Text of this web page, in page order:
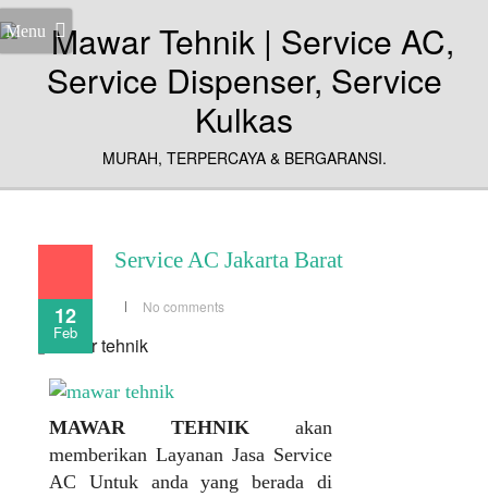
Menu
MURAH, TERPERCAYA & BERGARANSI.
12
Feb
Service AC Jakarta Barat
No comments
MAWAR TEHNIK akan
memberikan Layanan Jasa Service
AC Untuk anda yang berada di